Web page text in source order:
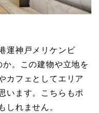
運神戸メリケンビ
。この建物や立地を
カフェとしてエリア
います。こちらもポ
しれません。